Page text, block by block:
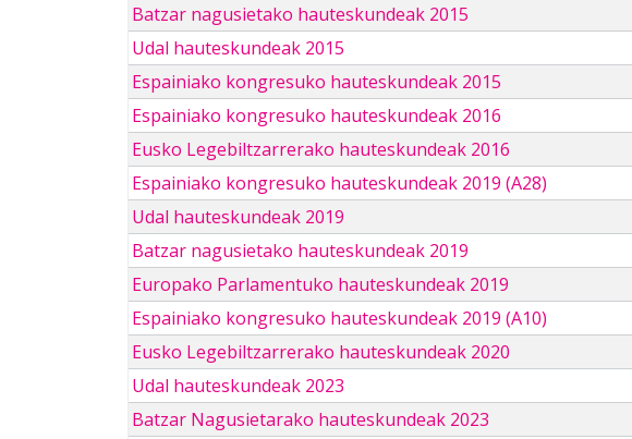
Batzar nagusietako hauteskundeak 2015
Udal hauteskundeak 2015
Espainiako kongresuko hauteskundeak 2015
Espainiako kongresuko hauteskundeak 2016
Eusko Legebiltzarrerako hauteskundeak 2016
Espainiako kongresuko hauteskundeak 2019 (A28)
Udal hauteskundeak 2019
Batzar nagusietako hauteskundeak 2019
Europako Parlamentuko hauteskundeak 2019
Espainiako kongresuko hauteskundeak 2019 (A10)
Eusko Legebiltzarrerako hauteskundeak 2020
Udal hauteskundeak 2023
Batzar Nagusietarako hauteskundeak 2023